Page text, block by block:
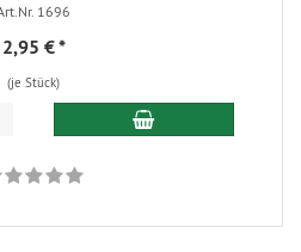
1696
2,95 €*
(je Stück)
In den Warenkorb